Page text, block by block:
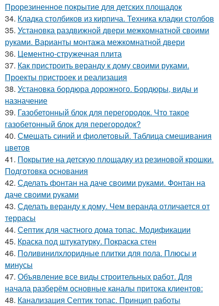
Прорезиненное покрытие для детских площадок
34. Кладка столбиков из кирпича. Техника кладки столбов
35. Установка раздвижной двери межкомнатной своими
руками. Варианты монтажа межкомнатной двери
36. Цементно-стружечная плита
37. Как пристроить веранду к дому своими руками.
Проекты пристроек и реализация
38. Установка бордюра дорожного. Бордюры, виды и
назначение
39. Газобетонный блок для перегородок. Что такое
газобетонный блок для перегородок?
40. Смешать синий и фиолетовый. Таблица смешивания
цветов
41. Покрытие на детскую площадку из резиновой крошки.
Подготовка основания
42. Сделать фонтан на даче своими руками. Фонтан на
даче своими руками
43. Сделать веранду к дому. Чем веранда отличается от
террасы
44. Септик для частного дома топас. Модификации
45. Краска под штукатурку. Покраска стен
46. Поливинилхлоридные плитки для пола. Плюсы и
минусы
47. Объявление все виды строительных работ. Для
начала разберём основные каналы притока клиентов:
48. Канализация Септик топас. Принцип работы